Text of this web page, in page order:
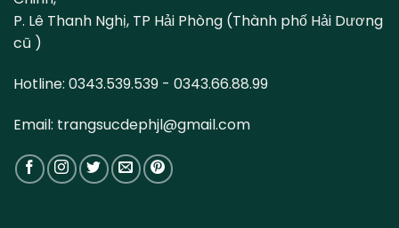
P. Lê Thanh Nghị, TP Hải Phòng (Thành phố Hải Dương
cũ )
Hotline: 0343.539.539 - 0343.66.88.99
Email: trangsucdephjl@gmail.com